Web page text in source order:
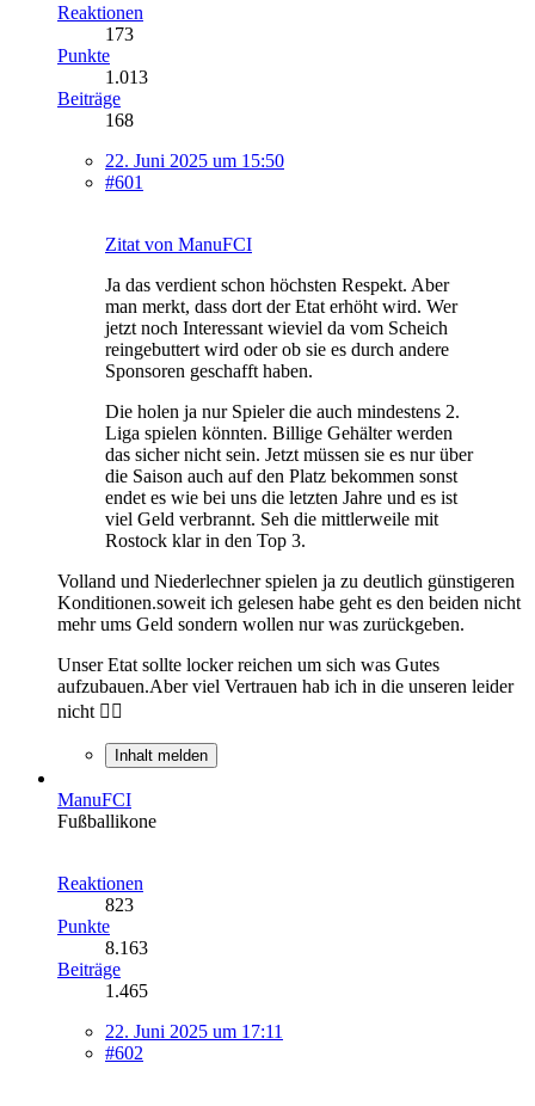
Reaktionen
173
Punkte
1.013
Beiträge
168
22. Juni 2025 um 15:50
#601
Zitat von ManuFCI
Ja das verdient schon höchsten Respekt. Aber
man merkt, dass dort der Etat erhöht wird. Wer
jetzt noch Interessant wieviel da vom Scheich
reingebuttert wird oder ob sie es durch andere
Sponsoren geschafft haben.
Die holen ja nur Spieler die auch mindestens 2.
Liga spielen könnten. Billige Gehälter werden
das sicher nicht sein. Jetzt müssen sie es nur über
die Saison auch auf den Platz bekommen sonst
endet es wie bei uns die letzten Jahre und es ist
viel Geld verbrannt. Seh die mittlerweile mit
Rostock klar in den Top 3.
Volland und Niederlechner spielen ja zu deutlich günstigeren
Konditionen.soweit ich gelesen habe geht es den beiden nicht
mehr ums Geld sondern wollen nur was zurückgeben.
Unser Etat sollte locker reichen um sich was Gutes
aufzubauen.Aber viel Vertrauen hab ich in die unseren leider
nicht 🤷‍♂️
Inhalt melden
ManuFCI
Fußballikone
Reaktionen
823
Punkte
8.163
Beiträge
1.465
22. Juni 2025 um 17:11
#602